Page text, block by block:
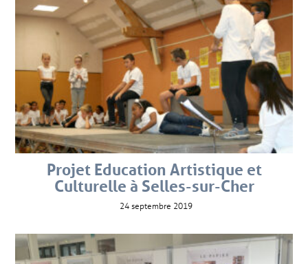
Projet Education Artistique et
Culturelle à Selles-sur-Cher
24 septembre 2019